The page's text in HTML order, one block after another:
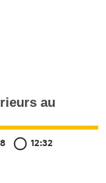
au
12:32